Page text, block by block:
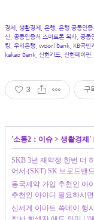
경제, 생활경제, 은행, 은행 공동인증
신 공동인증서 스마트폰 복사, 공동
킹 우리은행, woori bank, KB국민
kakao bank, 신한카드 신한페이판,
3 구
'소통2：이슈> 생활경제 '
SKB 3년 재약정 한번 더
어서 (SKT) SK 브로드밴
동국제약 가입 추천인 아
추천인 아이디 필요하시
신세계 이마트 쓱데이 행